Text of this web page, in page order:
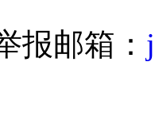
报邮箱：